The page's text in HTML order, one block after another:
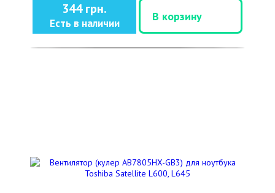
344 грн.
Есть в наличии
В корзину